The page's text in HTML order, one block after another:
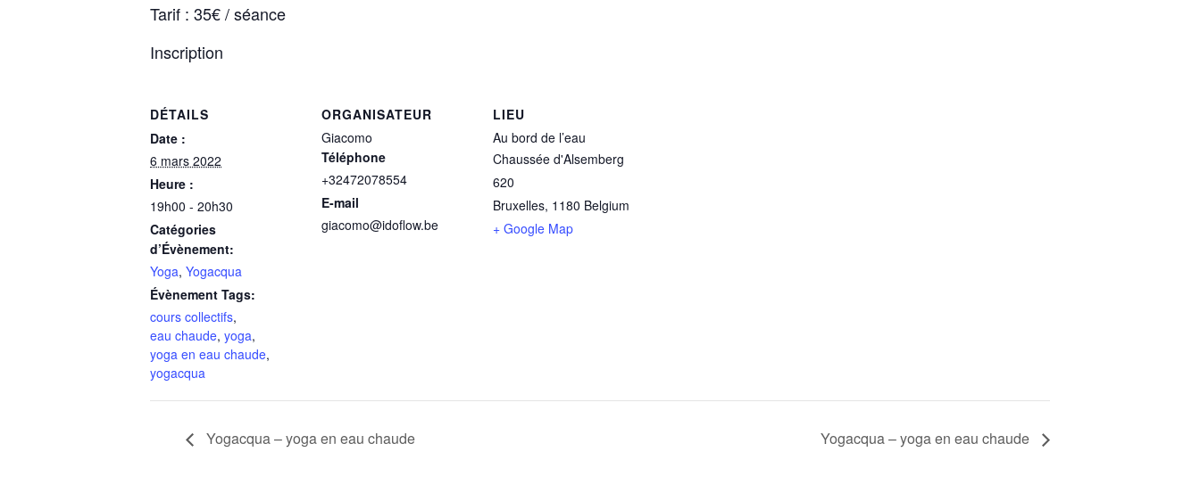
Tarif : 35€ / séance
Inscription
DÉTAILS
Date :
6 mars 2022
Heure :
19h00 - 20h30
Catégories
d’Évènement:
Yoga, Yogacqua
Évènement Tags:
cours collectifs,
eau chaude, yoga,
yoga en eau chaude,
yogacqua
ORGANISATEUR
Giacomo
Téléphone
+32472078554
E-mail
giacomo@idoflow.be
LIEU
Au bord de l’eau
Chaussée d'Alsemberg
620
Bruxelles, 1180 Belgium
+ Google Map
Yogacqua – yoga en eau chaude Yogacqua – yoga en eau chaude